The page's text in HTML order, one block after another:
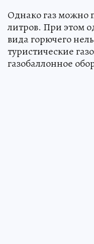
Однако газ можно
литров. При этом
вида горючего
туристические
газобаллонное